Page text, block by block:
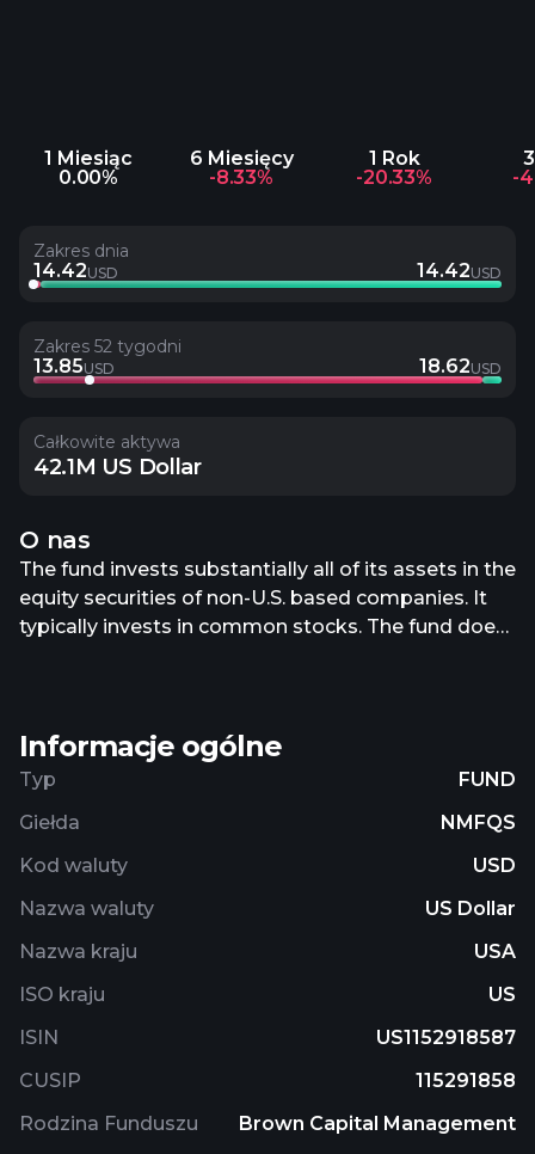
1 Miesiąc
0.00%
6 Miesięcy
-8.33%
1 Rok
-20.33%
-
Zakres dnia
14.42USD 14.42USD
Zakres 52 tygodni
13.85USD 18.62USD
Całkowite aktywa
42.1M US Dollar
O nas
The fund invests substantially all of its assets in the
equity securities of non-U.S. based companies. It
typically invests in common stocks. The fund does
issuer of the securities. The fund typically holds a
portfolio of between 40 to 70 securities which the
Informacje ogólne
Typ
FUND
Giełda
NMFQS
Kod waluty
USD
Nazwa waluty
US Dollar
Nazwa kraju
USA
ISO kraju
US
ISIN
US1152918587
CUSIP
115291858
Rodzina Funduszu
Brown Capital Management